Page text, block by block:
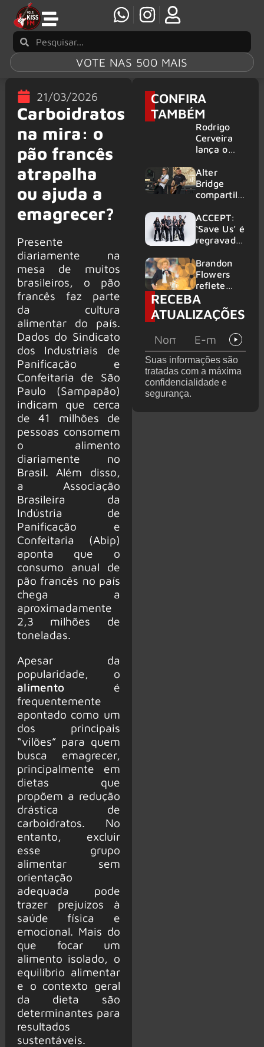
VOTE NAS 500 MAIS
21/03/2026
Carboidratos
na mira: o
pão francês
atrapalha
ou ajuda a
emagrecer?
Presente
diariamente na
mesa de muitos
brasileiros, o pão
francês faz parte
da cultura
alimentar do país.
Dados do Sindicato
dos Industriais de
Panificação e
Confeitaria de São
Paulo (Sampapão)
indicam que cerca
de 41 milhões de
pessoas consomem
o alimento
diariamente no
Brasil. Além disso,
a Associação
Brasileira da
Indústria de
Panificação e
Confeitaria (Abip)
aponta que o
consumo anual de
pão francês no país
chega a
aproximadamente
2,3 milhões de
toneladas.
Apesar da
popularidade, o
alimento é
frequentemente
apontado como um
dos principais
“vilões” para quem
busca emagrecer,
principalmente em
dietas que
propõem a redução
drástica de
carboidratos. No
entanto, excluir
esse grupo
alimentar sem
orientação
adequada pode
trazer prejuízos à
saúde física e
emocional. Mais do
que focar um
alimento isolado, o
equilíbrio alimentar
e o contexto geral
da dieta são
determinantes para
resultados
sustentáveis.
CONFIRA
TAMBÉM
Rodrigo
Cerveira
lança o
Searcher”
Alter
Bridge
compartilh
vivo de
“Fortress”
gravada
am Ring
2026
ACCEPT:
‘Save Us’ é
regravada
membros
do GHOST
e KORN
Brandon
Flowers
reflete
sobre o
futuro e
levanta
de de
deixar os
palcos
RECEBA
ATUALIZAÇÕES
Suas informações são
tratadas com a máxima
confidencialidade e
segurança.